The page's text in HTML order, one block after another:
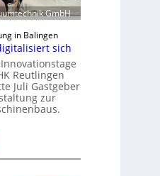
GmbH
in Balingen
sich
Reutlingen
Juli Gastgeber
zur